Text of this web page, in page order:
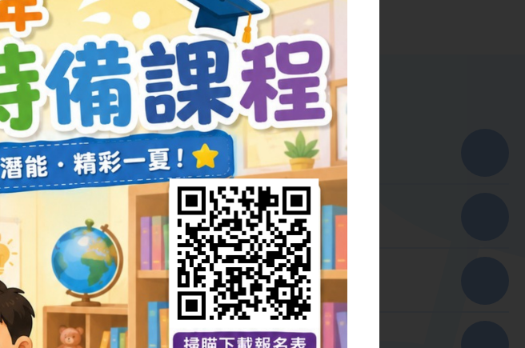
物理治療助理基礎證書課程
互聯網應用基礎證書 (兼讀制) 30小時
醫護支援人員（臨床病人服務）基礎證書
幼兒音樂劇綜合訓練課程